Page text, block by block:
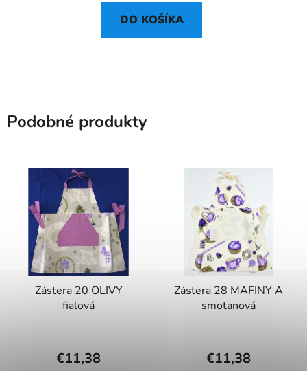
DO KOŠÍKA
Podobné produkty
Zástera 20 OLIVY
fialová
€11,38
Zástera 28 MAFINY A
smotanová
€11,38